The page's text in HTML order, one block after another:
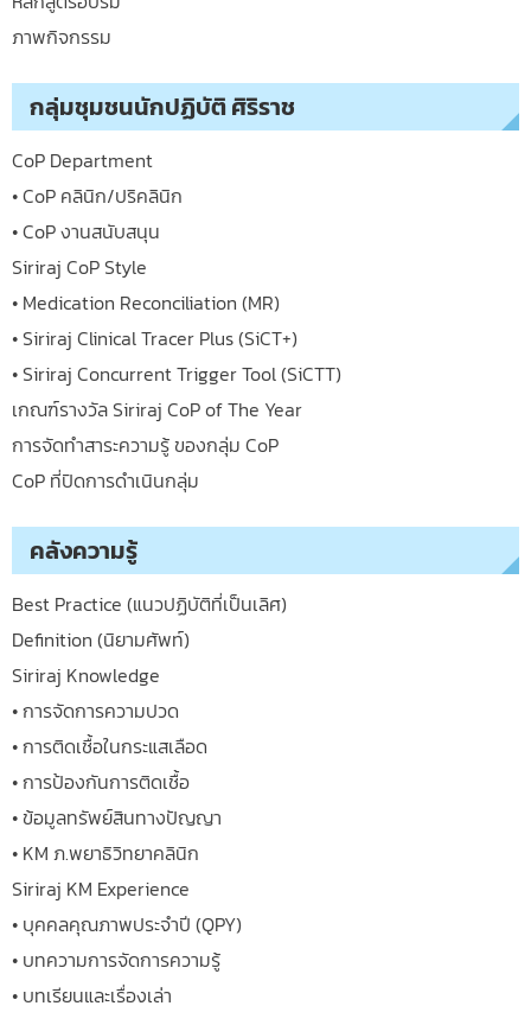
ภาพกิจกรรม
กลุ่มชุมชนนักปฏิบัติ ศิริราช
CoP Department
• CoP คลินิก/ปริคลินิก
• CoP งานสนับสนุน
Siriraj CoP Style
• Medication Reconciliation (MR)
• Siriraj Clinical Tracer Plus (SiCT+)
• Siriraj Concurrent Trigger Tool (SiCTT)
เกณฑ์รางวัล Siriraj CoP of The Year
การจัดทำสาระความรู้ ของกลุ่ม CoP
CoP ที่ปิดการดำเนินกลุ่ม
คลังความรู้
Best Practice (แนวปฏิบัติที่เป็นเลิศ)
Definition (นิยามศัพท์)
Siriraj Knowledge
• การจัดการความปวด
• การติดเชื้อในกระแสเลือด
• การป้องกันการติดเชื้อ
• ข้อมูลทรัพย์สินทางปัญญา
• KM ภ.พยาธิวิทยาคลินิก
Siriraj KM Experience
• บุคคลคุณภาพประจำปี (QPY)
• บทความการจัดการความรู้
• บทเรียนและเรื่องเล่า